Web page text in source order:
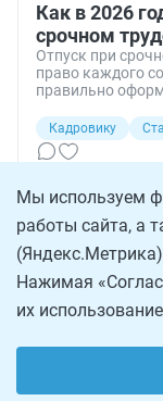
Как в 2026
срочном
Отпуск при
право каждого
правильно
статья.
Кадровику
Мы используем
работы сайта, а
Нажимая
их